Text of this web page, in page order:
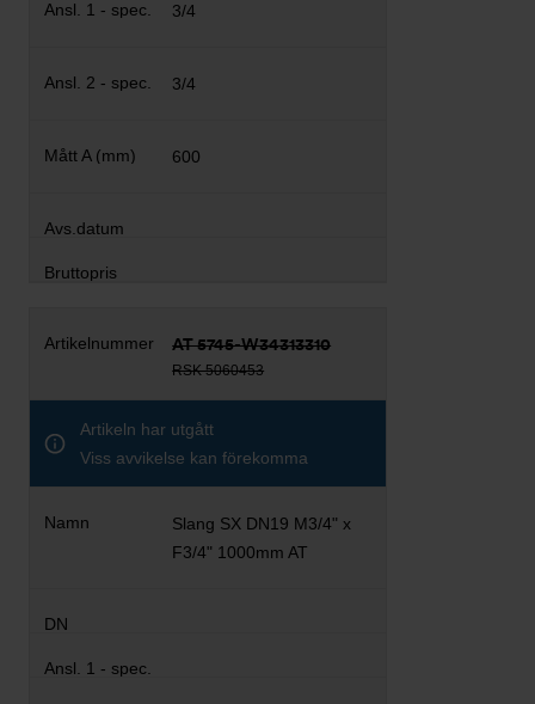
3/4
3/4
600
AT 5745-W34313310
RSK 5060453
Artikeln har utgått
Viss avvikelse kan förekomma
Slang SX DN19 M3/4" x
F3/4" 1000mm AT